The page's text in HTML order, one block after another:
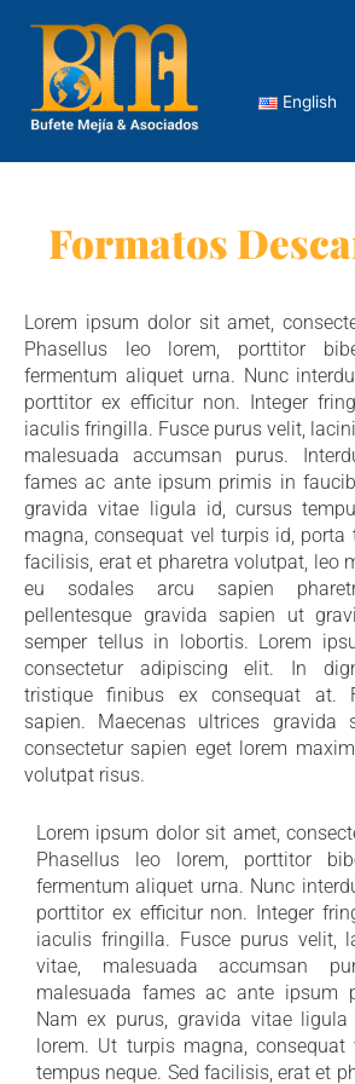
contenido
English
Formatos
Lorem ipsum dolor sit amet,
Phasellus leo lorem, porttitor
fermentum aliquet urna. Nunc
porttitor ex efficitur non. Integer
iaculis fringilla. Fusce purus velit,
malesuada accumsan purus.
fames ac ante ipsum primis in
gravida vitae ligula id, cursus
magna, consequat vel turpis id, porta
facilisis, erat et pharetra volutpat, leo
eu sodales arcu sapien
pellentesque gravida sapien ut
semper tellus in lobortis. Lorem
consectetur adipiscing elit. In
tristique finibus ex consequat at.
sapien. Maecenas ultrices gravida
consectetur sapien eget lorem
volutpat risus.
Lorem ipsum dolor sit amet,
Phasellus leo lorem, porttitor
fermentum aliquet urna. Nunc
porttitor ex efficitur non. Integer
iaculis fringilla. Fusce purus velit,
vitae, malesuada accumsan
malesuada fames ac ante ipsum
Nam ex purus, gravida vitae
lorem. Ut turpis magna,
tempus neque. Sed facilisis, erat et